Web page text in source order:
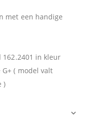
met een handige
162.2401 in kleur
( model valt
)